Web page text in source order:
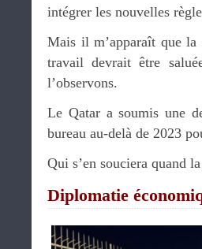
intégrer les nouvelles
Mais il m’apparaît que
travail devrait être
l’observons.
Le Qatar a soumis une
bureau au-delà de 2023
Qui s’en souciera quand
Diplomatie